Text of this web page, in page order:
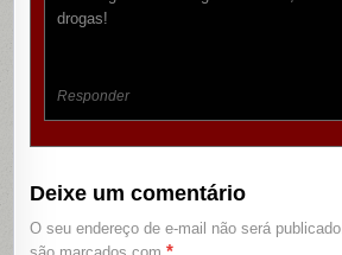
drogas!
Responder
Deixe um comentário
O seu endereço de e-mail não será publicado.
são marcados com*